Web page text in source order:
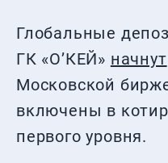
Глобальные
ГК «О’КЕЙ» начнут
Московской
включены в
первого уровня.